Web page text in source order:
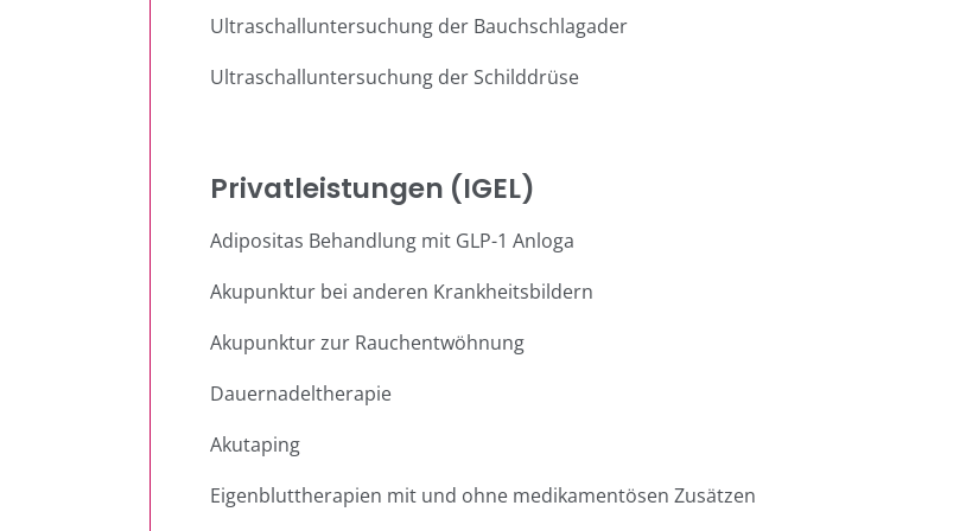
Ultraschalluntersuchung der Bauchschlagader
Ultraschalluntersuchung der Schilddrüse
Privatleistungen (IGEL)
Adipositas Behandlung mit GLP-1 Anloga
Akupunktur bei anderen Krankheitsbildern
Akupunktur zur Rauchentwöhnung
Dauernadeltherapie
Akutaping
Eigenbluttherapien mit und ohne medikamentösen Zusätzen